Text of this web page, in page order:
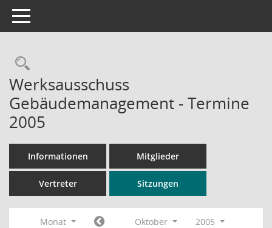
Toggle navigation
Rechercheauswahl
Werksausschuss
Gebäudemanagement - Termine
2005
Informationen Mitglieder
Vertreter Sitzungen
Monat Oktober
2005